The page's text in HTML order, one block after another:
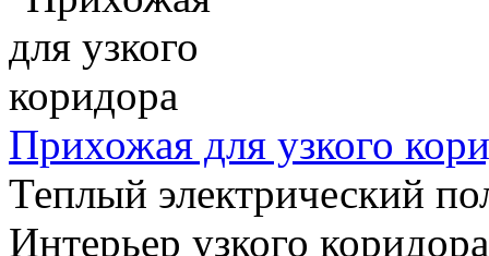
Прихожая для узкого
Теплый электрический
Интерьер узкого